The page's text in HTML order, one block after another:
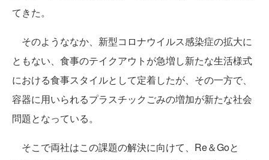
てきた。
そのようななか、新型コロナウイルス感染症の拡大に
ともない、食事のテイクアウトが急増し新たな生活様式
における食事スタイルとして定着したが、その一方で、
容器に用いられるプラスチックごみの増加が新たな社会
問題となっている。
そこで両社はこの課題の解決に向けて、Re＆Goと